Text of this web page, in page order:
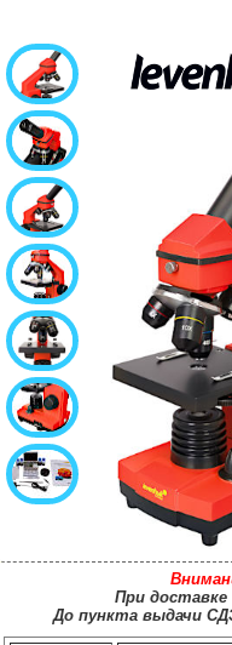
При доставке
До пункта выдачи